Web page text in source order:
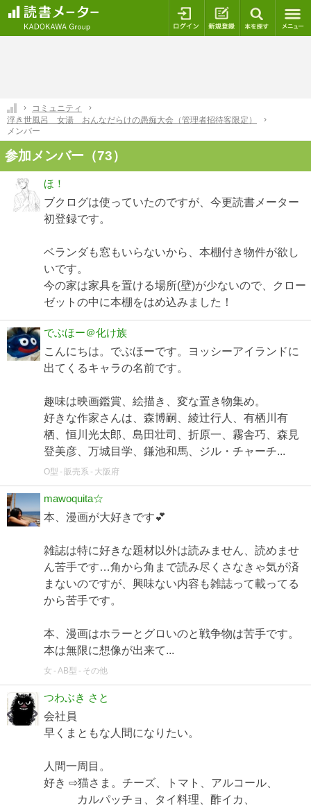
ログイン 新規登録
コミュニティ
浮き世風呂 女湯 おんなだらけの愚痴大会（管理者招待客限定）
メンバー
参加メンバー（73）
ほ！
ブクログは使っていたのですが、今更読書メーター
初登録です。
ベランダも窓もいらないから、本棚付き物件が欲し
いです。
今の家は家具を置ける場所(壁)が少ないので、クロー
ゼットの中に本棚をはめ込みました！
でぶほー＠化け族
こんにちは。でぶほーです。ヨッシーアイランドに
出てくるキャラの名前です。
趣味は映画鑑賞、絵描き、変な置き物集め。
好きな作家さんは、森博嗣、綾辻行人、有栖川有
栖、恒川光太郎、島田壮司、折原一、霧舎巧、森見
登美彦、万城目学、鎌池和馬、ジル・チャーチ...
O型 販売系 大阪府
mawoquita☆
本、漫画が大好きです💕
雑誌は特に好きな題材以外は読みません、読めませ
ん苦手です…角から角まで読み尽くさなきゃ気が済
まないのですが、興味ない内容も雑誌って載ってる
から苦手です。
本、漫画はホラーとグロいのと戦争物は苦手です。
本は無限に想像が出来て...
女 AB型 その他
つわぶき さと
会社員
早くまともな人間になりたい。
人間一周目。
好き ⇨猫さま。チーズ、トマト、アルコール、
カルパッチョ、タイ料理、酢イカ、